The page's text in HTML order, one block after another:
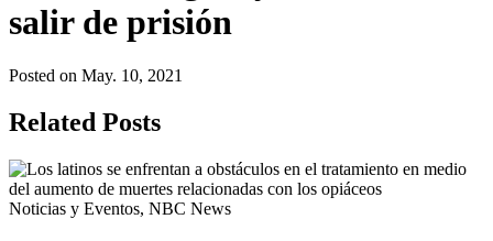
salir de prisión
Posted on May. 10, 2021
Related Posts
Noticias y Eventos, NBC News